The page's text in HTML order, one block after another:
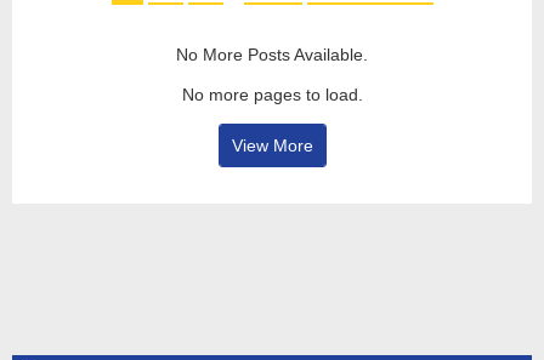
No More Posts Available.
No more pages to load.
View More